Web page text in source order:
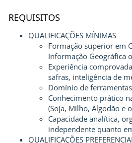
REQUISITOS
QUALIFICAÇÕES MÍNIMAS
Formação superior em
Informação Geográfica
Experiência
safras, inteligência de
Domínio de ferramentas
Conhecimento prático
(Soja, Milho, Algodão e
Capacidade analítica,
independente quanto
QUALIFICAÇÕES